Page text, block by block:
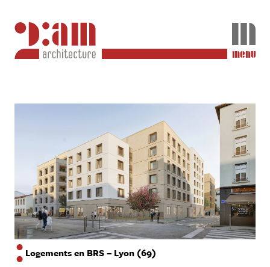
menu
Logements en BRS – Lyon (69)